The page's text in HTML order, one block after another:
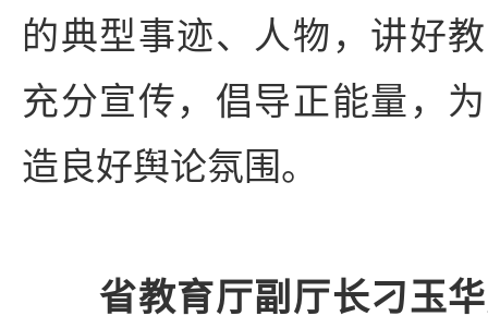
的典型事迹、人物，讲好
充分宣传，倡导正能量，
造良好舆论氛围。
省教育厅副厅长刁玉